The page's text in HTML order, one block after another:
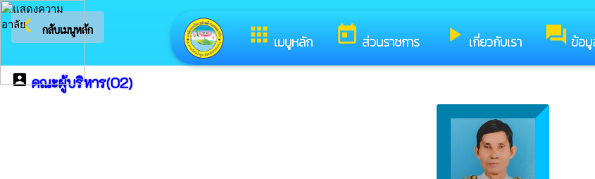
apps เมนูหลัก today ส่วนราชการ play_arrow เกี่ยวกับเรา forum ข้อมู
arrow_back_ios กลับเมนูหลัก ยินดีต้อนรับสู่เว็บไซต์ของ องค์การบริหารส่วนตำบลหนองบัว
account_boxคณะผู้บริหาร(O2)